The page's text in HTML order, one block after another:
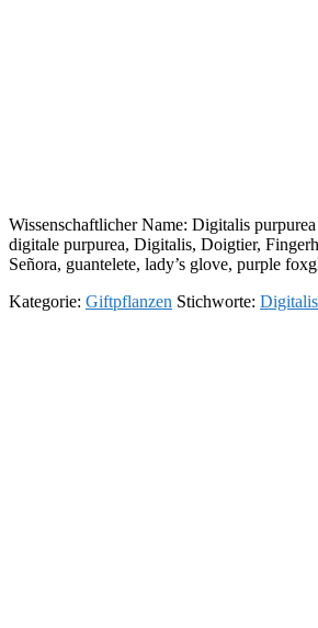
Wissenschaftlicher Name: Digitalis
digitale purpurea, Digitalis, Doigtier,
Señora, guantelete, lady’s glove, purple
Kategorie: Giftpflanzen Stichworte: Digitalis